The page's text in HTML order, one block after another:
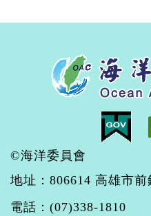
©海洋委員會
地址：806614 高雄市
電話：(07)338-1810